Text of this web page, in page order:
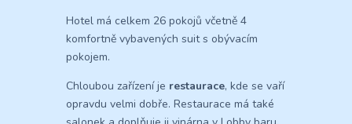
Hotel má celkem 26 pokojů včetně 4
komfortně vybavených suit s obývacím
pokojem.
Chloubou zařízení je restaurace, kde se vaří
opravdu velmi dobře. Restaurace má také